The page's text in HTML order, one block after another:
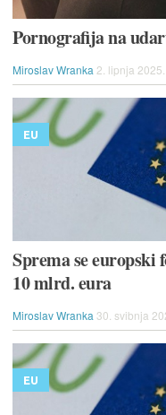
Pornografija na
Miroslav Wranka 2. lipnja 2025.
EU
Sprema se europski
10 mlrd. eura
Miroslav Wranka 30. svibnja
EU